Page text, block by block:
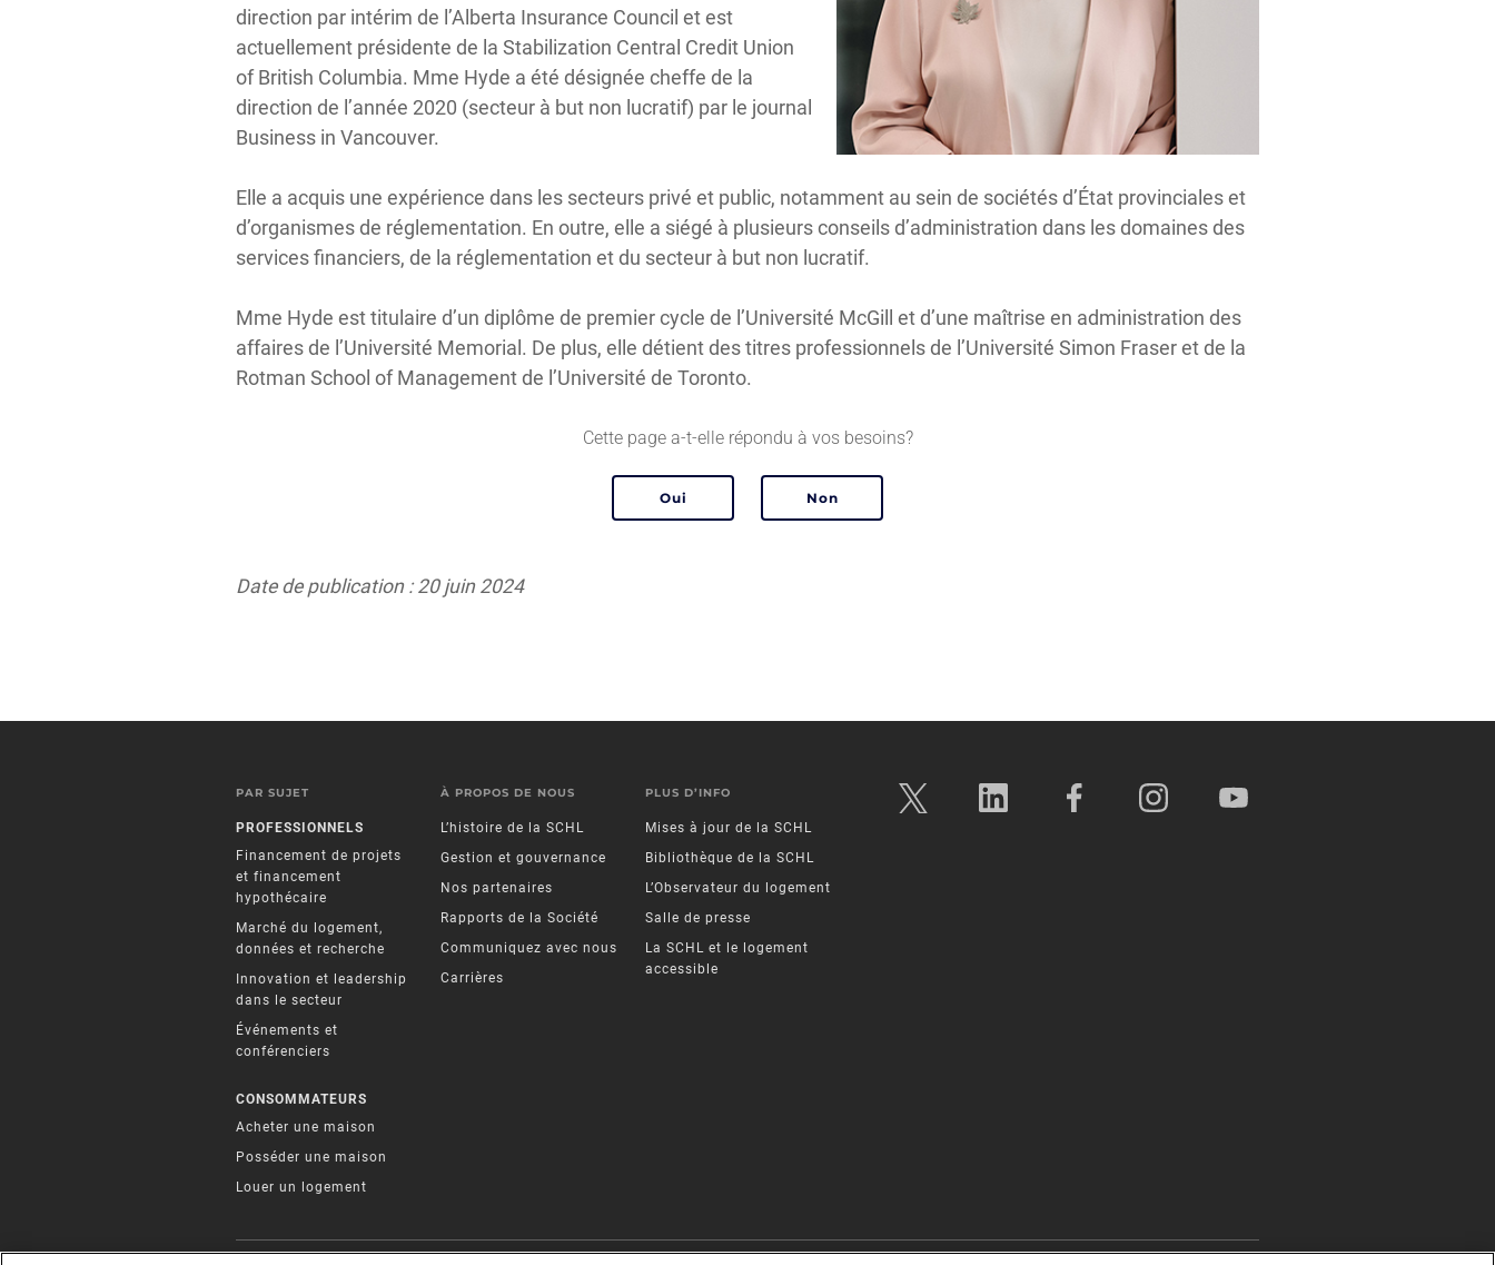
direction par intérim de l’Alberta Insurance Council et est
actuellement présidente de la Stabilization Central Credit Union
of British Columbia. Mme Hyde a été désignée cheffe de la
direction de l’année 2020 (secteur à but non lucratif) par le journal
Business in Vancouver.
Elle a acquis une expérience dans les secteurs privé et public, notamment au sein de sociétés d’État provinciales et
d’organismes de réglementation. En outre, elle a siégé à plusieurs conseils d’administration dans les domaines des
services financiers, de la réglementation et du secteur à but non lucratif.
Mme Hyde est titulaire d’un diplôme de premier cycle de l’Université McGill et d’une maîtrise en administration des
affaires de l’Université Memorial. De plus, elle détient des titres professionnels de l’Université Simon Fraser et de la
Rotman School of Management de l’Université de Toronto.
Cette page a-t-elle répondu à vos besoins?
Date de publication : 20 juin 2024
PAR SUJET
PROFESSIONNELS
Financement de projets
et financement
hypothécaire
Marché du logement,
données et recherche
Innovation et leadership
dans le secteur
Événements et
conférenciers
CONSOMMATEURS
Acheter une maison
Posséder une maison
Louer un logement
À PROPOS DE NOUS
L’histoire de la SCHL
Gestion et gouvernance
Nos partenaires
Rapports de la Société
Communiquez avec nous
Carrières
PLUS D’INFO
Mises à jour de la SCHL
Bibliothèque de la SCHL
L’Observateur du logement
Salle de presse
La SCHL et le logement
accessible